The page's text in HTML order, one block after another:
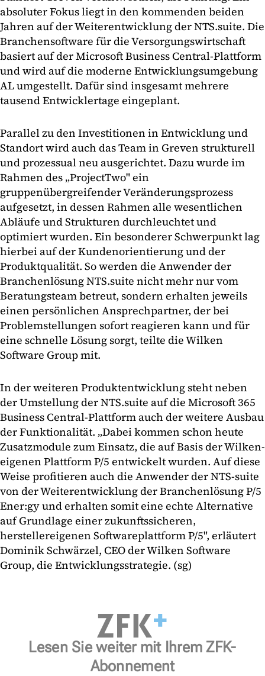
absoluter Fokus liegt in den kommenden beiden
Jahren auf der Weiterentwicklung der NTS.suite. Die
Branchensoftware für die Versorgungswirtschaft
basiert auf der Microsoft Business Central-Plattform
und wird auf die moderne Entwicklungsumgebung
AL umgestellt. Dafür sind insgesamt mehrere
tausend Entwicklertage eingeplant.
Parallel zu den Investitionen in Entwicklung und
Standort wird auch das Team in Greven strukturell
und prozessual neu ausgerichtet. Dazu wurde im
Rahmen des „ProjectTwo" ein
gruppenübergreifender Veränderungsprozess
aufgesetzt, in dessen Rahmen alle wesentlichen
Abläufe und Strukturen durchleuchtet und
optimiert wurden. Ein besonderer Schwerpunkt lag
hierbei auf der Kundenorientierung und der
Produktqualität. So werden die Anwender der
Branchenlösung NTS.suite nicht mehr nur vom
Beratungsteam betreut, sondern erhalten jeweils
einen persönlichen Ansprechpartner, der bei
Problemstellungen sofort reagieren kann und für
eine schnelle Lösung sorgt, teilte die Wilken
Software Group mit.
In der weiteren Produktentwicklung steht neben
der Umstellung der NTS.suite auf die Microsoft 365
Business Central-Plattform auch der weitere Ausbau
der Funktionalität. „Dabei kommen schon heute
Zusatzmodule zum Einsatz, die auf Basis der Wilken-
eigenen Plattform P/5 entwickelt wurden. Auf diese
Weise profitieren auch die Anwender der NTS-suite
von der Weiterentwicklung der Branchenlösung P/5
Ener:gy und erhalten somit eine echte Alternative
auf Grundlage einer zukunftssicheren,
herstellereigenen Softwareplattform P/5", erläutert
Dominik Schwärzel, CEO der Wilken Software
Group, die Entwicklungsstrategie. (sg)
Lesen Sie weiter mit Ihrem ZFK-
Abonnement